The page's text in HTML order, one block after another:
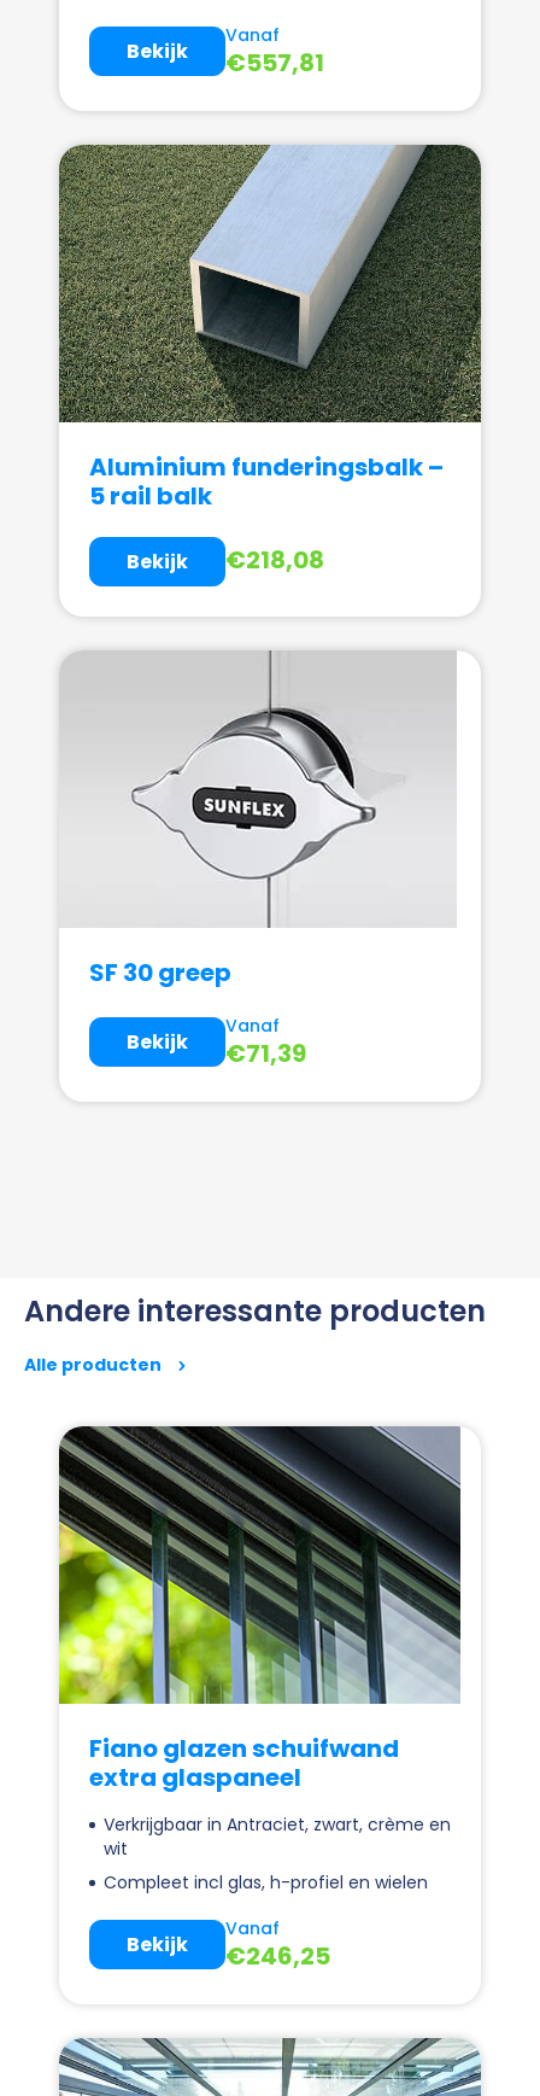
Vanaf
€557,81
Bekijk
Aluminium funderingsbalk –
5 rail balk
€218,08
Bekijk
SF 30 greep
Vanaf
€71,39
Bekijk
Andere interessante producten
Alle producten
Fiano glazen schuifwand
extra glaspaneel
Verkrijgbaar in Antraciet, zwart, crème en
wit
Compleet incl glas, h-profiel en wielen
Vanaf
€246,25
Bekijk